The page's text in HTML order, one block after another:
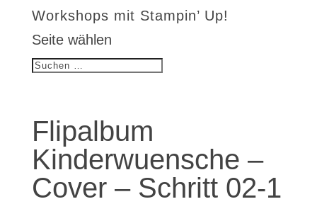
Workshops mit Stampin’ Up!
Seite wählen
Flipalbum
Kinderwuensche –
Cover – Schritt 02-1